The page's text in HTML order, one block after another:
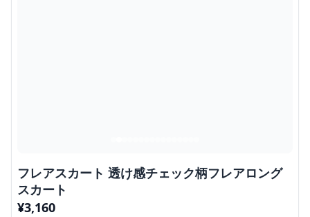
フレアスカート 透け感チェック柄フレアロング
スカート
¥3,160